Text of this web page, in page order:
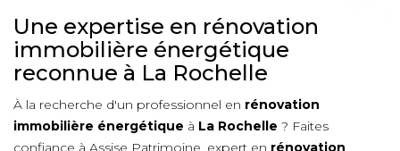
Une expertise en rénovation
immobilière énergétique
reconnue à La Rochelle
À la recherche d'un professionnel en rénovation
immobilière énergétique à La Rochelle ? Faites
confiance à Assise Patrimoine, expert en rénovation